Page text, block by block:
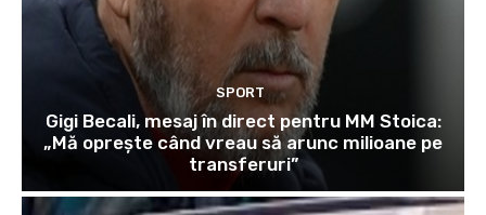
SPORT
Gigi Becali, mesaj în direct pentru MM Stoica:
„Mă oprește când vreau să arunc milioane pe
transferuri”